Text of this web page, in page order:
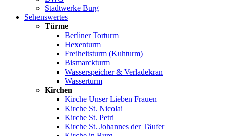
Stadtwerke Burg
Sehenswertes
Türme
Berliner Torturm
Hexenturm
Freiheitsturm (Kuhturm)
Bismarckturm
Wasserspeicher & Verladekran
Wasserturm
Kirchen
Kirche Unser Lieben Frauen
Kirche St. Nicolai
Kirche St. Petri
Kirche St. Johannes der Täufer